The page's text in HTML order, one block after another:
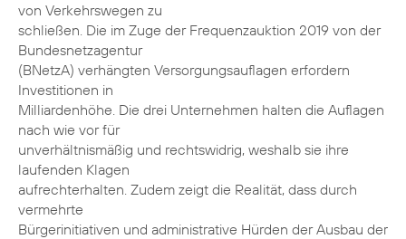
von Verkehrswegen zu
schließen. Die im Zuge der Frequenzauktion 2019 von der
Bundesnetzagentur
(BNetzA) verhängten Versorgungsauflagen erfordern
Investitionen in
Milliardenhöhe. Die drei Unternehmen halten die Auflagen
nach wie vor für
unverhältnismäßig und rechtswidrig, weshalb sie ihre
laufenden Klagen
aufrechterhalten. Zudem zeigt die Realität, dass durch
vermehrte
Bürgerinitiativen und administrative Hürden der Ausbau der